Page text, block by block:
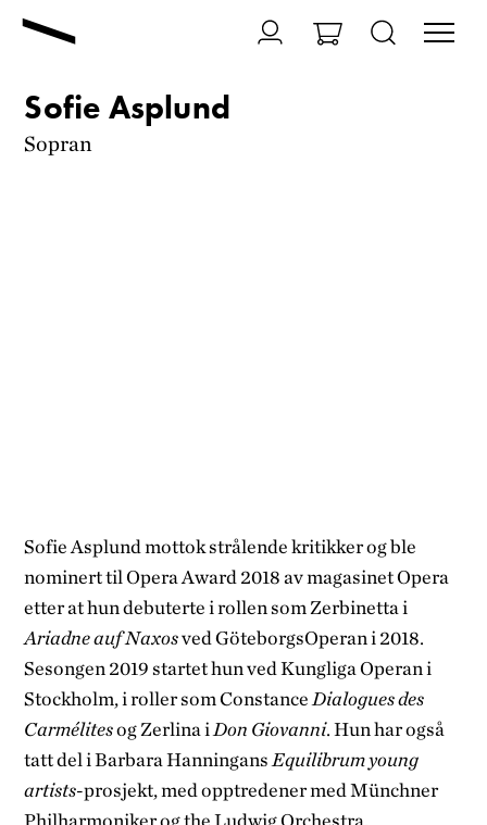
Sofie Asplund
Sopran
Sofie Asplund mottok strålende kritikker og ble
nominert til Opera Award 2018 av magasinet Opera
etter at hun debuterte i rollen som Zerbinetta i
Ariadne auf Naxosved GöteborgsOperan i 2018.
Sesongen 2019 startet hun ved Kungliga Operan i
Stockholm, i roller som Constance Dialogues des
Carmélitesog Zerlina i Don Giovanni. Hun har også
tatt del i Barbara Hanningans Equilibrum young
artists-prosjekt, med opptredener med Münchner
Philharmoniker og the Ludwig Orchestra.